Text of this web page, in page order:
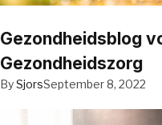
Gezondheidsblog
Gezondheidszorg
BySjorsSeptember 8, 2022